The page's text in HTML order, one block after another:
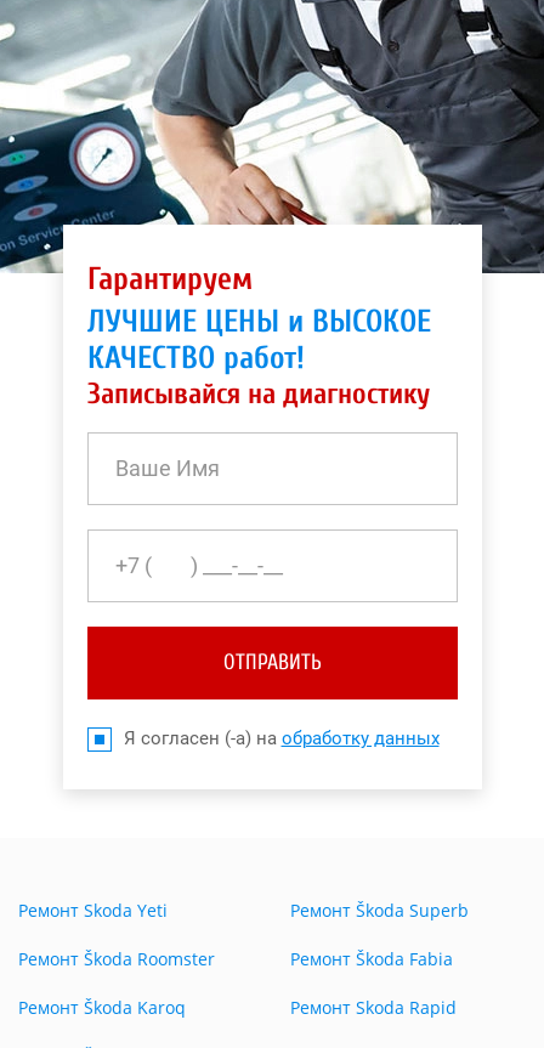
Гарантируем
ЛУЧШИЕ ЦЕНЫ и ВЫСОКОЕ
КАЧЕСТВО работ!
Записывайся на диагностику
ОТПРАВИТЬ
Я согласен (-а) на обработку данных
Ремонт Skoda Yeti
Ремонт Škoda Roomster
Ремонт Škoda Karoq
Ремонт Škoda Superb
Ремонт Škoda Fabia
Ремонт Skoda Rapid